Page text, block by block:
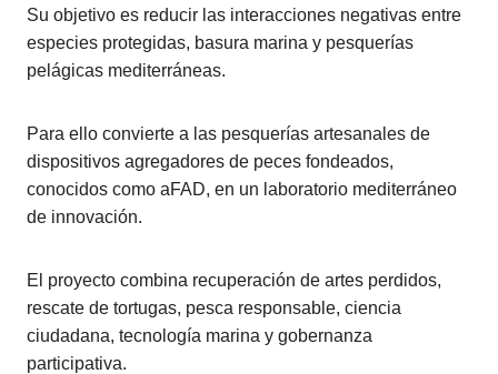
Su objetivo es reducir las interacciones negativas entre
especies protegidas, basura marina y pesquerías
pelágicas mediterráneas.
Para ello convierte a las pesquerías artesanales de
dispositivos agregadores de peces fondeados,
conocidos como aFAD, en un laboratorio mediterráneo
de innovación.
El proyecto combina recuperación de artes perdidos,
rescate de tortugas, pesca responsable, ciencia
ciudadana, tecnología marina y gobernanza
participativa.